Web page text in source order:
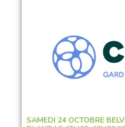
SAMEDI 24 OCTOBRE